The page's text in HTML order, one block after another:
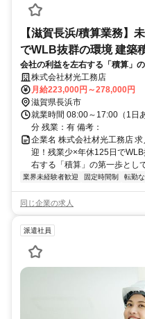
【滋賀長浜/積算業務】
でWLB抜群の環境 建築
会社の利益を左右する「積算」
しや見積書作成のサポート業務
門スキルを基礎から習得できます
株式会社材光工務店
月給223,000円～278,000円
滋賀県長浜市
就業時間 08:00～17:00（1日
分 残業：有 備考：
企業名 株式会社材光工務店
迎！残業少×年休125日で
右する「積算」の第一歩とし
業界未経験者歓迎 固定時間制 転勤な
同じ企業の求人
派遣社員